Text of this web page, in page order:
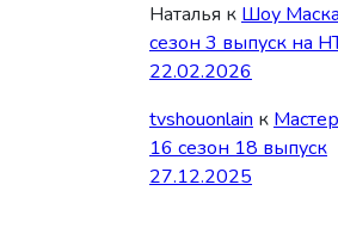
Наталья к Шоу
сезон 3 выпуск на
22.02.2026
tvshouonlain к
16 сезон 18 выпуск
27.12.2025